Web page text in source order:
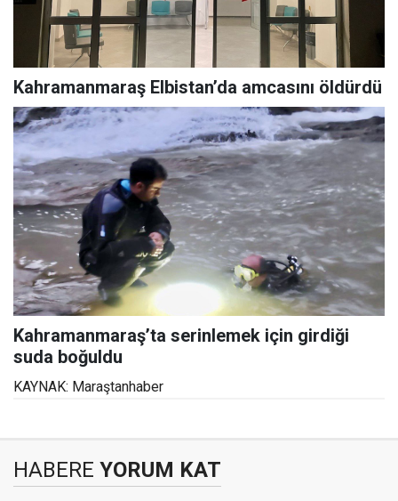
Kahramanmaraş Elbistan’da amcasını öldürdü
Kahramanmaraş’ta serinlemek için girdiği
suda boğuldu
KAYNAK: Maraştanhaber
HABERE YORUM KAT